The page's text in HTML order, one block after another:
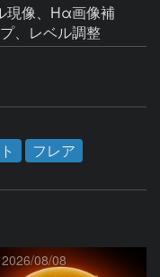
現像、Hα画像補
、レベル調整
フレア
08/08